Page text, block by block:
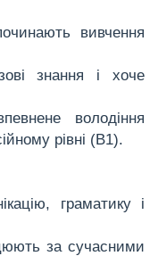
вивчення
знання і хоче
володіння
рівні (В1).
граматику і
за сучасними